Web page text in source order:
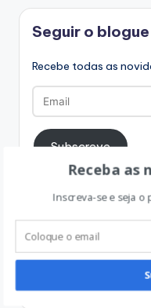
conteúdos
Seguir o
Recebe todas as
Email
Subscreve
Instagram
Receba as
Inscreva-se e seja o